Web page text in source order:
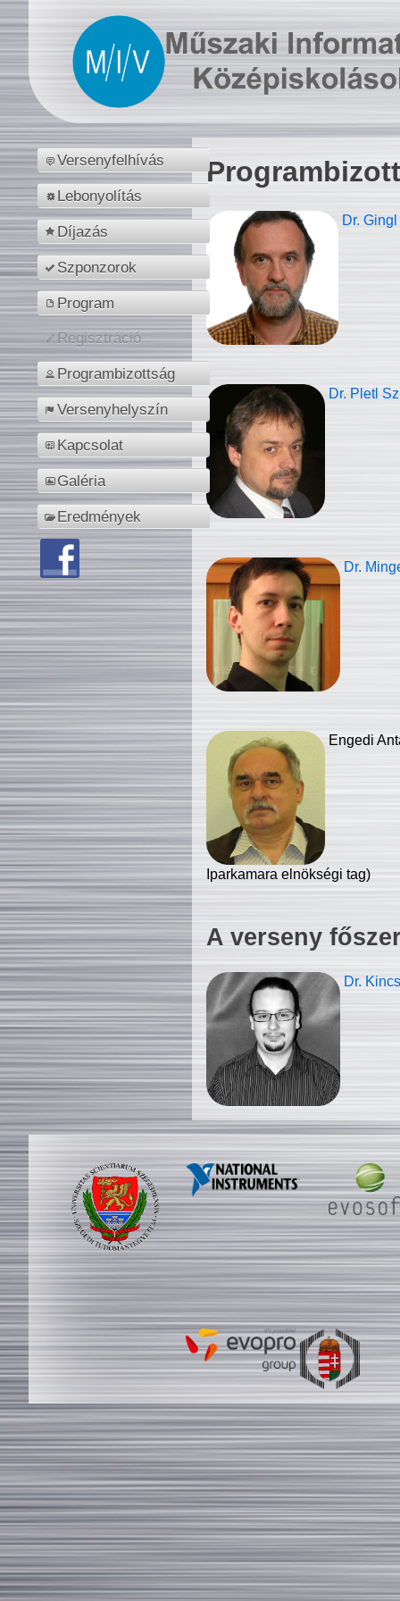
Versenyfelhívás
Lebonyolítás
Díjazás
Szponzorok
Program
Regisztráció
Programbizottság
Versenyhelyszín
Kapcsolat
Galéria
Eredmények
Dr.
Dr. Pletl
Dr.
Engedi
Iparkamara elnökségi tag)
A verseny
Dr.